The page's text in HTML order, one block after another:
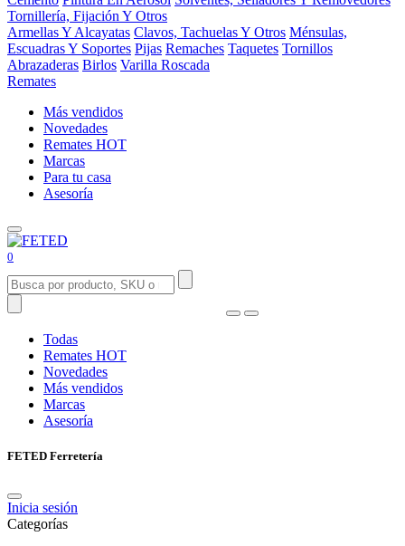
Tornillería, Fijación Y Otros
Armellas Y Alcayatas Clavos, Tachuelas Y Otros Ménsulas,
Escuadras Y Soportes Pijas Remaches Taquetes Tornillos
Abrazaderas Birlos Varilla Roscada
Remates
Más vendidos
Novedades
Remates HOT
Marcas
Para tu casa
Asesoría
0
Todas
Remates HOT
Novedades
Más vendidos
Marcas
Asesoría
FETED Ferretería
Inicia sesión
Categorías